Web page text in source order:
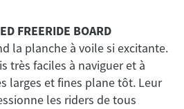
FREERIDE BOARD
la planche à voile si excitante.
très faciles à naviguer et à
larges et fines plane tôt. Leur
les riders de tous